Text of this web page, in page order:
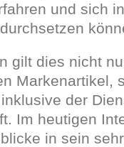
und sich
gilt dies nicht
Markenartikel,
der
Im heutigen
in sein